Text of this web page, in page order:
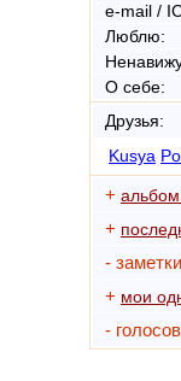
e-mail /
Люблю:
О себе:
Друзья:
Kusya
+
+
- заметки
+ мои
-